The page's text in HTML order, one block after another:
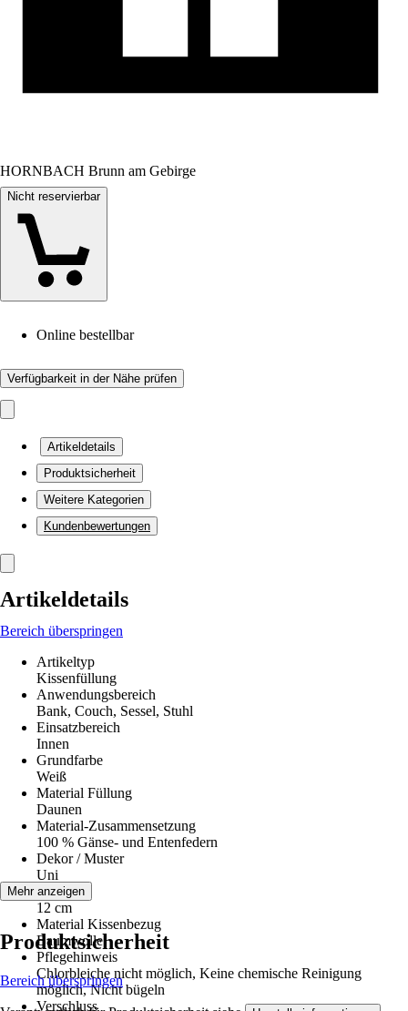
HORNBACH Brunn am Gebirge
Nicht reservierbar
Online bestellbar
Verfügbarkeit in der Nähe prüfen
Artikeldetails
Produktsicherheit
Weitere Kategorien
Kundenbewertungen
Artikeldetails
Bereich überspringen
Artikeltyp
Kissenfüllung
Anwendungsbereich
Bank, Couch, Sessel, Stuhl
Einsatzbereich
Innen
Grundfarbe
Weiß
Material Füllung
Daunen
Material-Zusammensetzung
100 % Gänse- und Entenfedern
Dekor / Muster
Uni
Stärke
12 cm
Material Kissenbezug
Baumwolle
Pflegehinweis
Chlorbleiche nicht möglich, Keine chemische Reinigung
möglich, Nicht bügeln
Verschluss
Mehr anzeigen
Produktsicherheit
Bereich überspringen